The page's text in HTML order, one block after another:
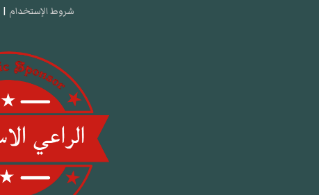
شروط الإستخدام |